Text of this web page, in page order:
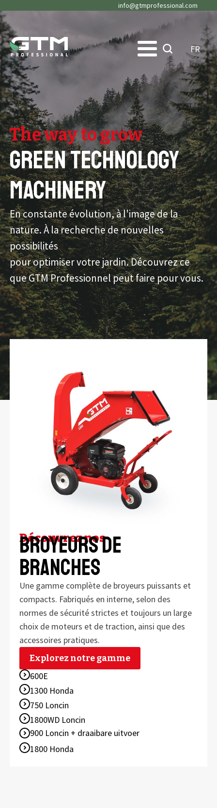
info@gtmprofessional.com
FR
The way to grow
Green Technology
Machinery
En constante évolution, à l'image de la
nature. À la recherche de nouvelles
possibilités
pour optimiser votre jardin. Découvrez ce
que GTM Professionnel peut faire pour vous.
Découvrez nos
broyeurs de
branches
Une gamme complète de broyeurs puissants et
compacts. Fabriqués en interne, selon des
normes de sécurité strictes et toujours un large
choix de moteurs et de traction, ainsi que des
accessoires pratiques.
Explorez notre gamme
600E
1300 Honda
750 Loncin
1800WD Loncin
900 Loncin + draaibare uitvoer
1800 Honda